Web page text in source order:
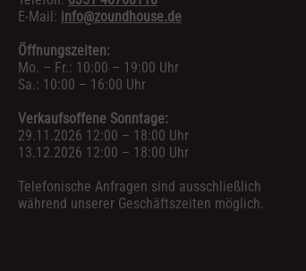
E-Mail: info@zoundhouse.de
Öffnungszeiten:
Mo. – Fr.: 10:00 – 19:00 Uhr
Sa.: 10:00 – 16:00 Uhr
Verkaufsoffene Sonntage:
29.11.2026 12:00 – 18:00 Uhr
13.12.2026 12:00 – 18:00 Uhr
Telefonische Anfragen sind ausschließlich
während unserer Geschäftszeiten möglich.